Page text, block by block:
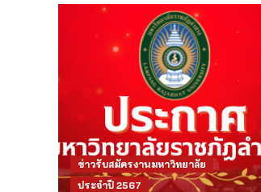
ข่าวรับสมัครงานมหาวิทยาลัย
ประจำปี 2567